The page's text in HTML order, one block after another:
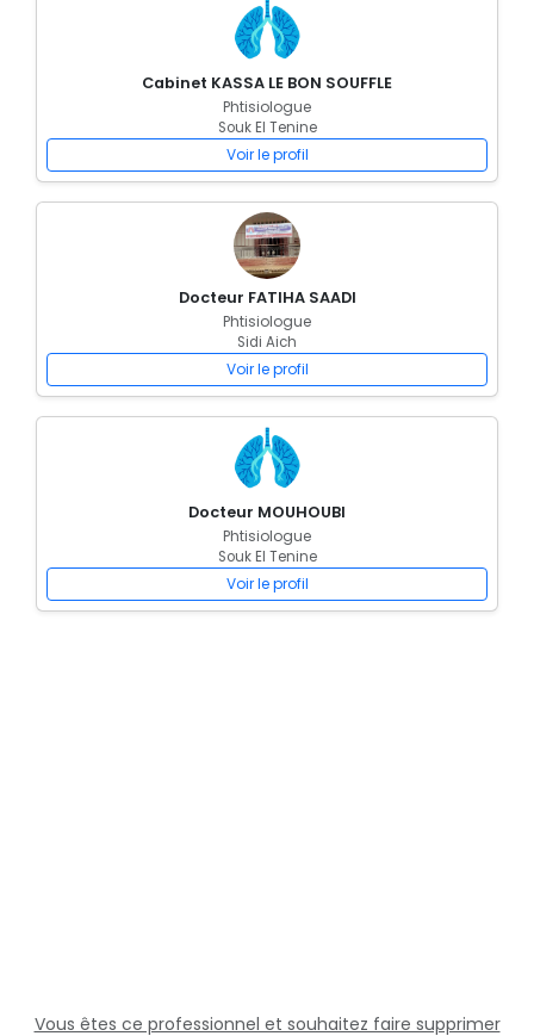
Cabinet KASSA LE BON SOUFFLE
Phtisiologue
Souk El Tenine
Voir le profil
Docteur FATIHA SAADI
Phtisiologue
Sidi Aich
Voir le profil
Docteur MOUHOUBI
Phtisiologue
Souk El Tenine
Voir le profil
Vous êtes ce professionnel et souhaitez faire supprimer